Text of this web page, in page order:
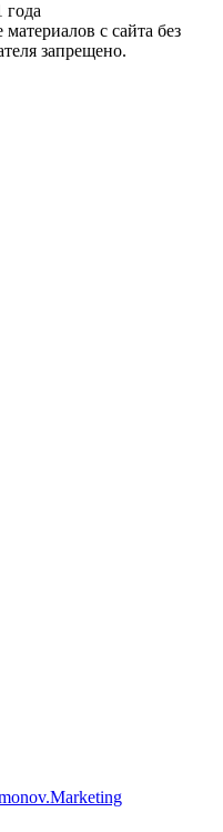
года
с сайта без
запрещено.